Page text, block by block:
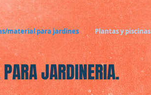
material para jardines Plantas y piscinas
JARDINERIA.